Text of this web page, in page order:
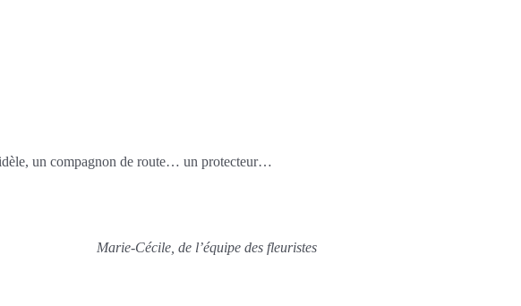
un compagnon de route… un protecteur…
Marie-Cécile, de l’équipe des fleuristes